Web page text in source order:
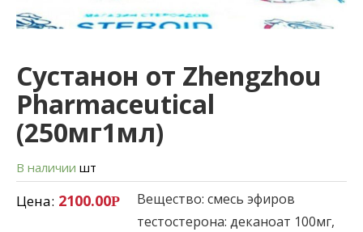
Сустанон от Zhengzhou
Pharmaceutical
(250мг1мл)
В наличии шт
Цена: 2100.00Р
Вещество: смесь эфиров
тестостерона: деканоат 100мг,